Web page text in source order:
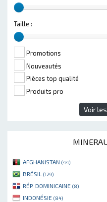
Taille :
Promotions
Nouveautés
Pièces top qualité
Produits pro
Voir
AFGHANISTAN (44)
BRÉSIL (129)
RÉP. DOMINICAINE (8)
INDONÉSIE (84)